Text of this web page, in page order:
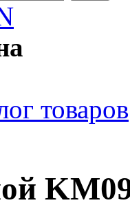
товаров